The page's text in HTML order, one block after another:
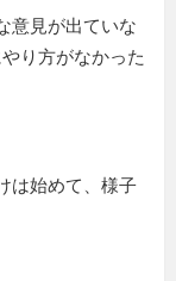
意見が出ていな
り方がなかった
は始めて、様子